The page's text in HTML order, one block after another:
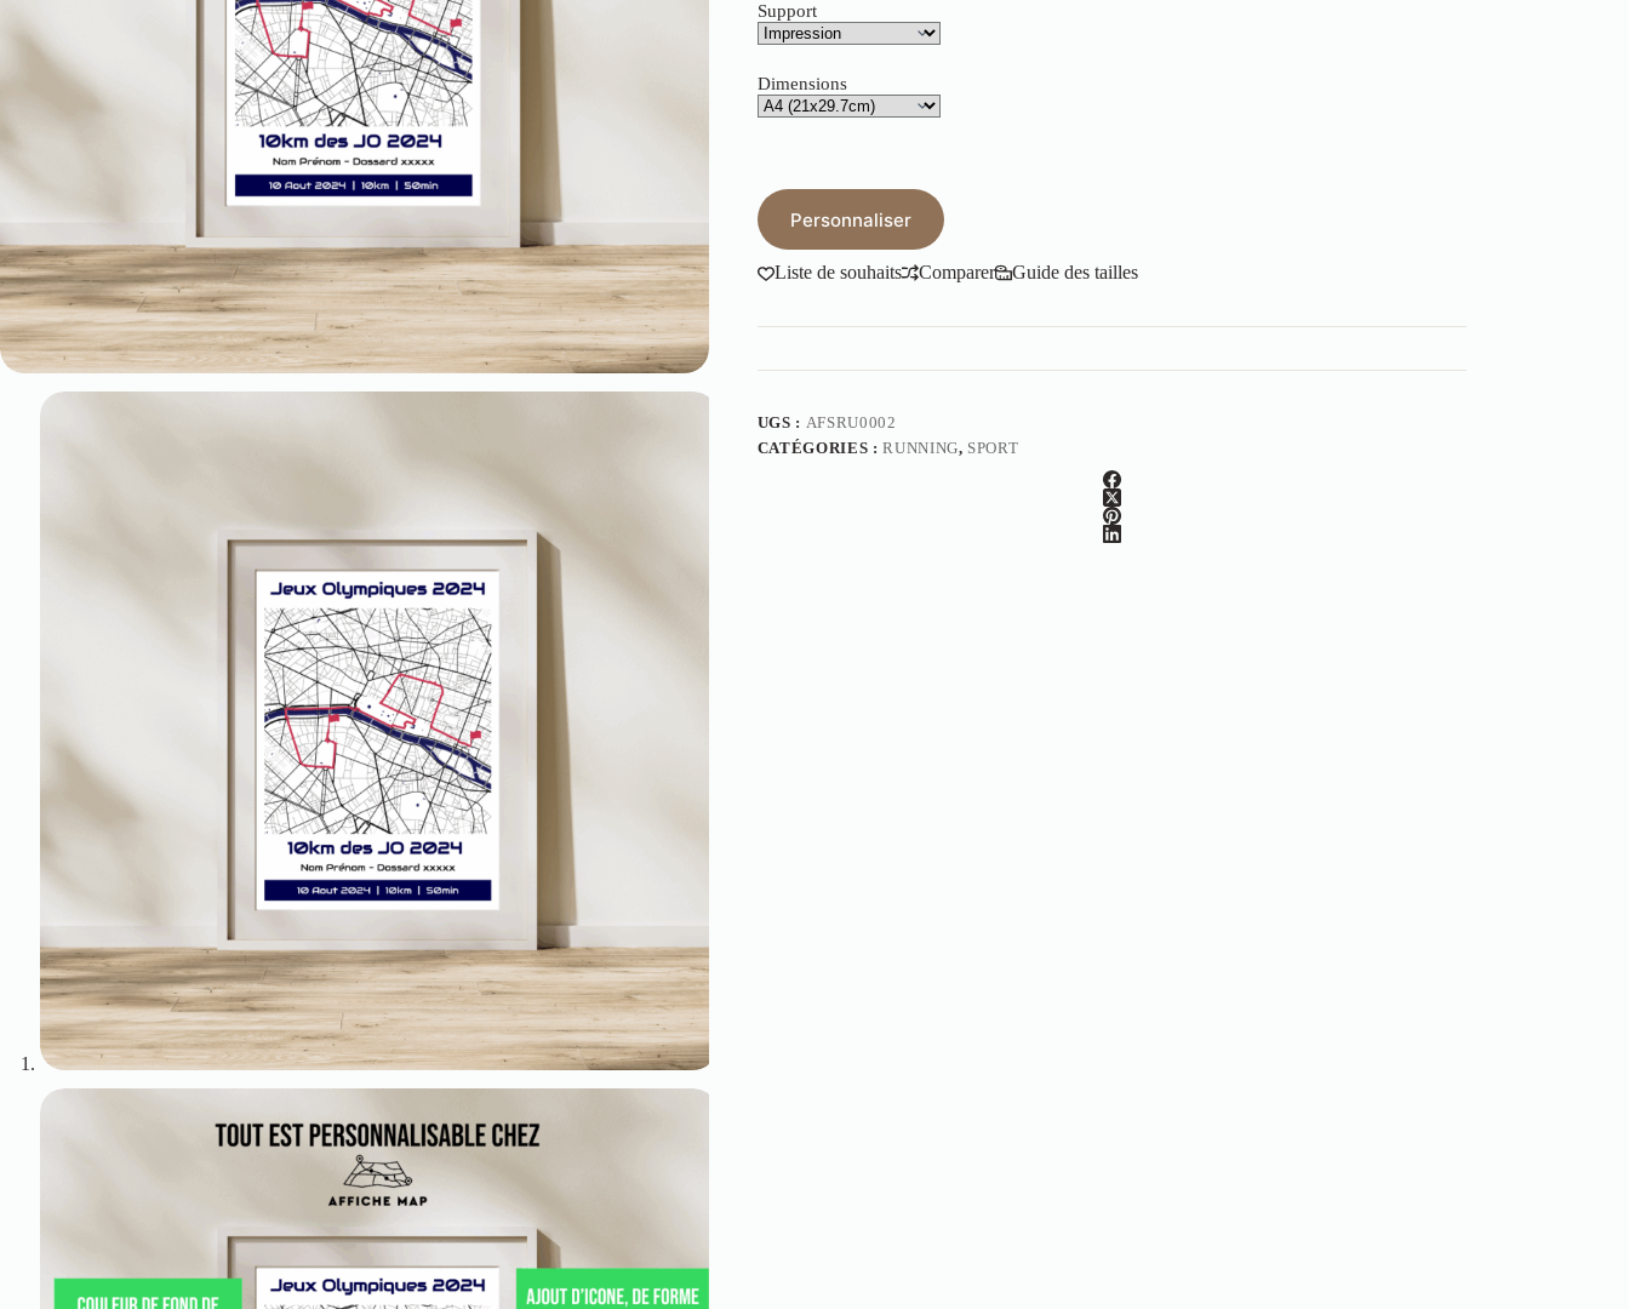
Support
Dimensions
Personnaliser
Liste de souhaits Comparer Guide des tailles
UGS : AFSRU0002
CATÉGORIES :RUNNING, SPORT